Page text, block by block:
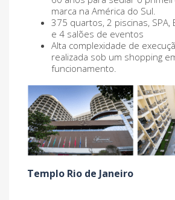
marca na América do Sul.
375 quartos, 2 piscinas, SPA,
e 4 salões de eventos
Alta complexidade de
realizada sob um shopping
funcionamento.
Templo Rio de Janeiro